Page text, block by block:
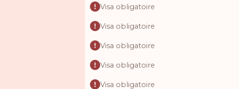
Visa obligatoire
Visa obligatoire
Visa obligatoire
Visa obligatoire
Visa obligatoire